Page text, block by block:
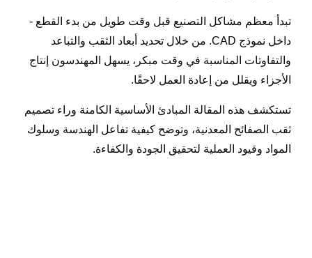
تبدأ معظم مشاكل التصنيع قبل وقت طويل من بدء القطع -
داخل نموذج CAD. من خلال تحديد أبعاد الثقب والتباعد
والتفاوتات المناسبة في وقت مبكر، يسهل المهندسون إنتاج
الأجزاء ويقلل من إعادة العمل لاحقًا.
تستكشف هذه المقالة المبادئ الأساسية الكامنة وراء تصميم
ثقب الصفائح المعدنية، وتوضح كيفية تفاعل الهندسة وسلوك
المواد وقيود العملية لتحقيق الجودة والكفاءة.